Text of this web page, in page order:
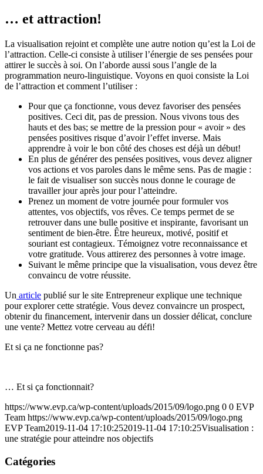
… et attraction!
La visualisation rejoint et complète une autre notion qu’est la Loi de
l’attraction. Celle-ci consiste à utiliser l’énergie de ses pensées pour
attirer le succès à soi. On l’aborde aussi sous l’angle de la
programmation neuro-linguistique. Voyons en quoi consiste la Loi
de l’attraction et comment l’utiliser :
Pour que ça fonctionne, vous devez favoriser des pensées
positives. Ceci dit, pas de pression. Nous vivons tous des
hauts et des bas; se mettre de la pression pour « avoir » des
pensées positives risque d’avoir l’effet inverse. Mais
apprendre à voir le bon côté des choses est déjà un début!
En plus de générer des pensées positives, vous devez aligner
vos actions et vos paroles dans le même sens. Pas de magie :
le fait de visualiser son succès nous donne le courage de
travailler jour après jour pour l’atteindre.
Prenez un moment de votre journée pour formuler vos
attentes, vos objectifs, vos rêves. Ce temps permet de se
retrouver dans une bulle positive et inspirante, favorisant un
sentiment de bien-être. Être heureux, motivé, positif et
souriant est contagieux. Témoignez votre reconnaissance et
votre gratitude. Vous attirerez des personnes à votre image.
Suivant le même principe que la visualisation, vous devez être
convaincu de votre réussite.
Un article publié sur le site Entrepreneur explique une technique
pour explorer cette stratégie. Vous devez convaincre un prospect,
obtenir du financement, intervenir dans un dossier délicat, conclure
une vente? Mettez votre cerveau au défi!
Et si ça ne fonctionne pas?
… Et si ça fonctionnait?
https://www.evp.ca/wp-content/uploads/2015/09/logo.png 0 0 EVP
Team https://www.evp.ca/wp-content/uploads/2015/09/logo.png
EVP Team2019-11-04 17:10:252019-11-04 17:10:25Visualisation :
une stratégie pour atteindre nos objectifs
Catégories